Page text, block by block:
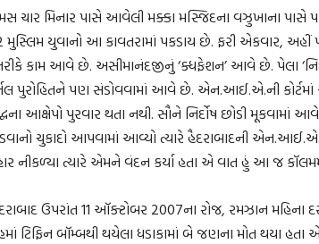
ચાર મિનાર પાસે આવેલી મક્કા મસ્જિદના વઝુખાના પાસે
મુસ્લિમ યુવાનો આ કાવતરામાં પકડાય છે. ફરી એકવાર,
કામ આવે છે. અસીમાનંદજીનું ‘ક્ધફેશન’ આવે છે. પેલા
પુરોહિતને પણ સંડોવવામાં આવે છે. એન.આઈ.એ.ની કોર્ટમાં
આક્ષેપો પુરવાર થતા નથી. સૌને નિર્દોષ છોડી મૂકવામાં
ચુકાદો આપવામાં આવ્યો ત્યારે હૈદરાબાદની
નીકળ્યા ત્યારે એમને વંદન કર્યા હતા એ વાત હું આ જ
ઉપરાંત 11 ઑક્ટોબર 2007ના રોજ, રમઝાન મહિના
ટિફિન બૉમ્બથી થયેલા ધડાકામાં બે જણના મોત થયા